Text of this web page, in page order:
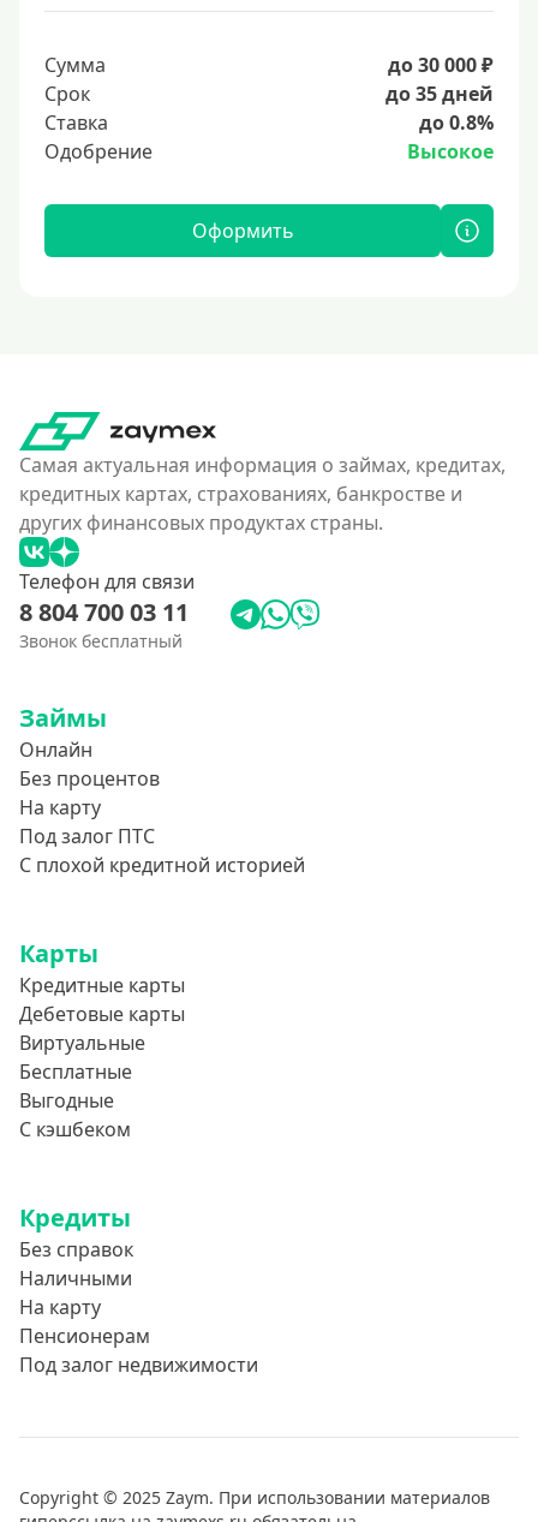
Сумма
до 30 000 ₽
Срок
до 35 дней
Ставка
до 0.8%
Одобрение
Высокое
Оформить
Самая актуальная информация о займах, кредитах,
кредитных картах, страхованиях, банкростве и
других финансовых продуктах страны.
Телефон для связи
8 804 700 03 11
Звонок бесплатный
Займы
Онлайн
Без процентов
На карту
Под залог ПТС
С плохой кредитной историей
Карты
Кредитные карты
Дебетовые карты
Виртуальные
Бесплатные
Выгодные
С кэшбеком
Кредиты
Без справок
Наличными
На карту
Пенсионерам
Под залог недвижимости
Copyright © 2025 Zaym. При использовании материалов